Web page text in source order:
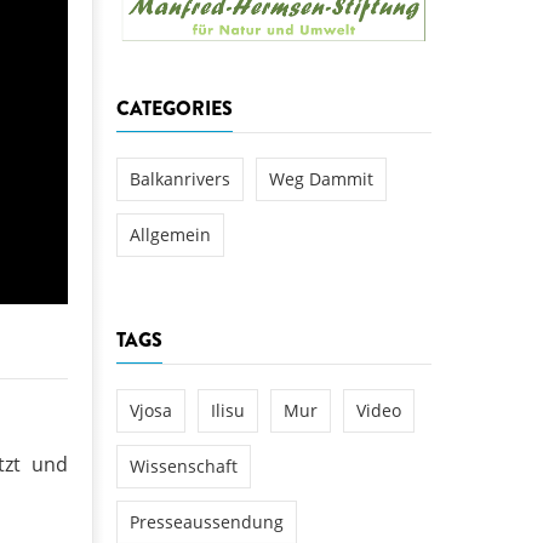
Ulog verursacht
für den Kamp: Aus für
und
CATEGORIES
Balkanrivers Weg Dammit
Allgemein
TAGS
Vjosa Ilisu Mur Video
Wissenschaft
Presseaussendung